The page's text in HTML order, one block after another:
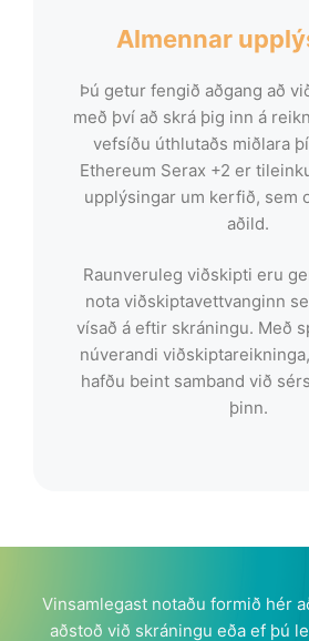
Almennar
Þú getur fengið aðgang að
með því að skrá þig inn á
vefsíðu úthlutaðs miðlara
Ethereum Serax +2 er
upplýsingar um kerfið, sem
aðild.
Raunveruleg viðskipti eru
nota viðskiptavettvanginn
vísað á eftir skráningu. Með
núverandi
hafðu beint samband við
þinn.
Vinsamlegast notaðu formið hér
aðstoð við skráningu eða ef þú